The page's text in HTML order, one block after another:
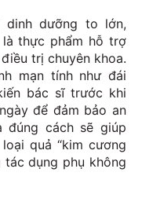
dưỡng to lớn,
thực phẩm hỗ trợ
trị chuyên khoa.
mạn tính như đái
bác sĩ trước khi
để đảm bảo an
đúng cách sẽ giúp
quả “kim cương
tác dụng phụ không